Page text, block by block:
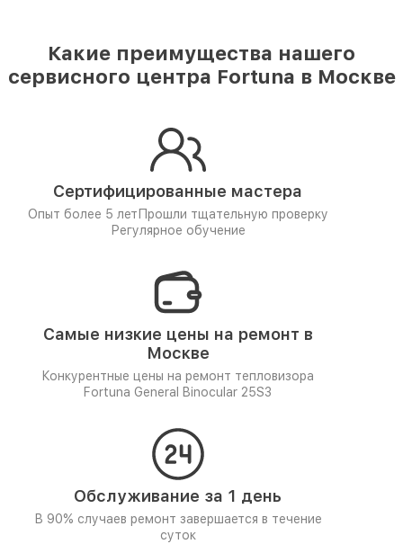
Какие преимущества нашего
сервисного центра Fortuna в Москве
Сертифицированные мастера
Опыт более 5 лет Прошли тщательную проверку
Регулярное обучение
Самые низкие цены на ремонт в
Москве
Конкурентные цены на ремонт тепловизора
Fortuna General Binocular 25S3
Обслуживание за 1 день
В 90% случаев ремонт завершается в течение
суток